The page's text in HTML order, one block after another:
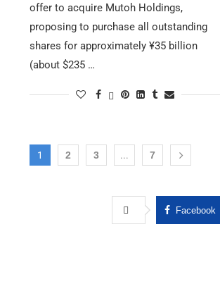
offer to acquire Mutoh Holdings,
proposing to purchase all outstanding
shares for approximately ¥35 billion
(about $235 …
1 2 3 ... 7
Facebook